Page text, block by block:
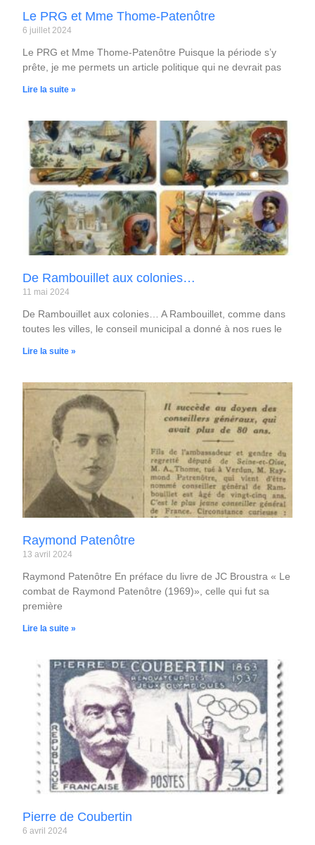
Le PRG et Mme Thome-Patenôtre
6 juillet 2024
Le PRG et Mme Thome-Patenôtre Puisque la période s’y
prête, je me permets un article politique qui ne devrait pas
Lire la suite »
De Rambouillet aux colonies…
11 mai 2024
De Rambouillet aux colonies… A Rambouillet, comme dans
toutes les villes, le conseil municipal a donné à nos rues le
Lire la suite »
Raymond Patenôtre
13 avril 2024
Raymond Patenôtre En préface du livre de JC Broustra « Le
combat de Raymond Patenôtre (1969)», celle qui fut sa
première
Lire la suite »
Pierre de Coubertin
6 avril 2024